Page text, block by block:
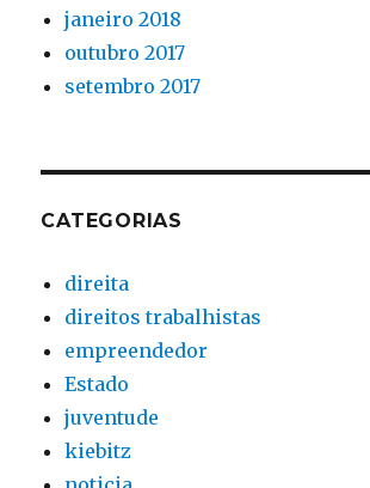
janeiro 2018
outubro 2017
setembro 2017
CATEGORIAS
direita
direitos trabalhistas
empreendedor
Estado
juventude
kiebitz